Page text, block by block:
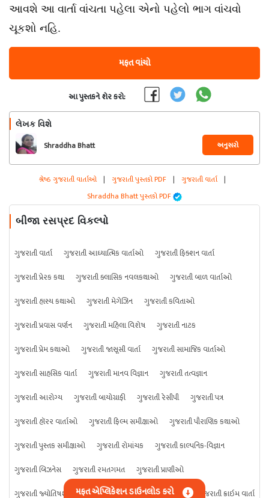
આવશે આ વાર્તા વાંચતા પહેલા એનો પહેલો ભાગ વાંચવો
ચૂકશો નહિ.
મફત વાંચો
આ પુસ્તકને શેર કરો:
લેખક વિશે
Shraddha Bhatt અનુસરો
શ્રેષ્ઠ ગુજરાતી વાર્તાઓ | ગુજરાતી પુસ્તકો PDF | ગુજરાતી વાર્તા |
Shraddha Bhatt પુસ્તકો PDF
બીજા રસપ્રદ વિકલ્પો
ગુજરાતી વાર્તા ગુજરાતી આધ્યાત્મિક વાર્તાઓ
ગુજરાતી ફિક્શન વાર્તા
ગુજરાતી પ્રેરક કથા
ગુજરાતી ક્લાસિક નવલકથાઓ
ગુજરાતી બાળ વાર્તાઓ
ગુજરાતી હાસ્ય કથાઓ
ગુજરાતી મેગેઝિન
ગુજરાતી કવિતાઓ
ગુજરાતી પ્રવાસ વર્ણન
ગુજરાતી મહિલા વિશેષ
ગુજરાતી નાટક
ગુજરાતી પ્રેમ કથાઓ
ગુજરાતી જાસૂસી વાર્તા
ગુજરાતી સામાજિક વાર્તાઓ
ગુજરાતી સાહસિક વાર્તા
ગુજરાતી માનવ વિજ્ઞાન
ગુજરાતી તત્વજ્ઞાન
ગુજરાતી આરોગ્ય
ગુજરાતી બાયોગ્રાફી ગુજરાતી રેસીપી
ગુજરાતી પત્ર
ગુજરાતી હૉરર વાર્તાઓ
ગુજરાતી ફિલ્મ સમીક્ષાઓ
ગુજરાતી પૌરાણિક કથાઓ
ગુજરાતી પુસ્તક સમીક્ષાઓ
ગુજરાતી રોમાંચક
ગુજરાતી કાલ્પનિક-વિજ્ઞાન
ગુજરાતી બિઝનેસ
ગુજરાતી રમતગમત
ગુજરાતી પ્રાણીઓ
ગુજરાતી જ્યોતિષશાસ્ત્ર
ગુજરાતી વિજ્ઞાન ગુજરાતી કંઈપણ ગુજરાતી ક્રાઇમ વાર્તા
મફત એપ્લિકેશન ડાઉનલોડ કરો